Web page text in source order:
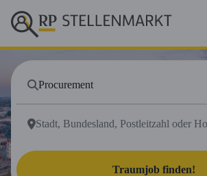
Traumjob finden!